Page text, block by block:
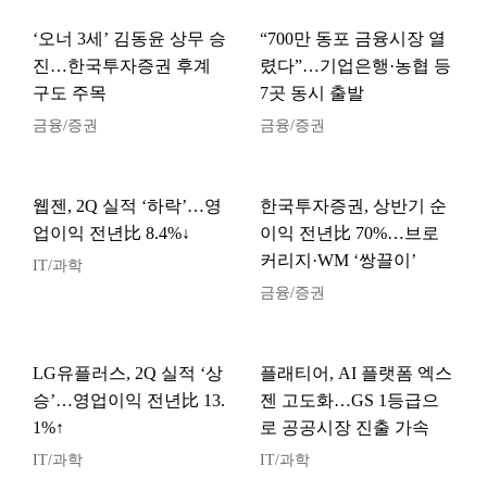
‘오너 3세’ 김동윤 상무 승
진…한국투자증권 후계
구도 주목
금융/증권
“700만 동포 금융시장 열
렸다”…기업은행·농협 등
7곳 동시 출발
금융/증권
웹젠, 2Q 실적 ‘하락’…영
업이익 전년比 8.4%↓
IT/과학
한국투자증권, 상반기 순
이익 전년比 70%…브로
커리지·WM ‘쌍끌이’
금융/증권
LG유플러스, 2Q 실적 ‘상
승’…영업이익 전년比 13.
1%↑
IT/과학
플래티어, AI 플랫폼 엑스
젠 고도화…GS 1등급으
로 공공시장 진출 가속
IT/과학